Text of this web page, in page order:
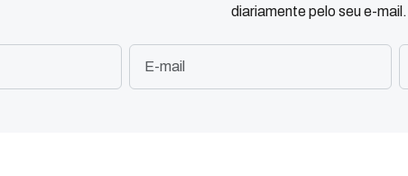
diariamente pelo seu e-mail.